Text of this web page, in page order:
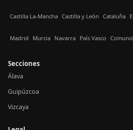
Castilla La-Mancha Castilla y León Cataluña
Madrid Murcia Navarra País Vasco
Secciones
Álava
Guipúzcoa
Vizcaya